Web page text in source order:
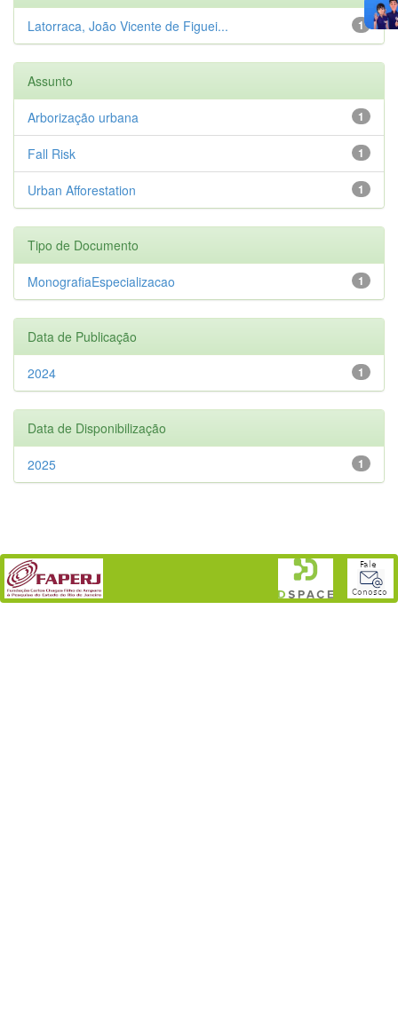
1
Latorraca, João Vicente de Figuei...
Assunto
1
Arborização urbana
1
Fall Risk
1
Urban Afforestation
Tipo de Documento
1
MonografiaEspecializacao
Data de Publicação
1
2024
Data de Disponibilização
1
2025